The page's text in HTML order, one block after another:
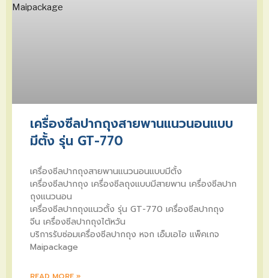
เครื่องซีลปากถุงสายพานแนวนอนแบบ
มีตั้ง รุ่น GT-770
เครื่องซีลปากถุงสายพานแนวนอนแบบมีตั้ง
เครื่องซีลปากถุง เครื่องซีลถุงแบบมีสายพาน เครื่องซีลปาก
ถุงแนวนอน
เครื่องซีลปากถุงแนวตั้ง รุ่น GT-770 เครื่องซีลปากถุง
จีน เครื่องซีลปากถุงไต้หวัน
บริการรับซ่อมเครื่องซีลปากถุง หจก เอ็มเอไอ แพ็คเกจ
Maipackage